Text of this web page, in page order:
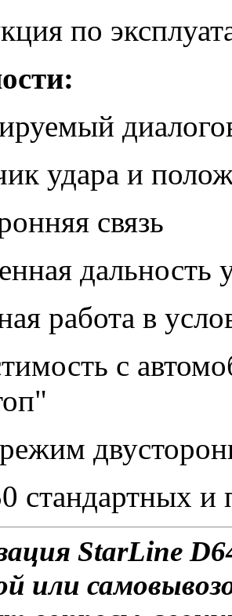
по
удара и
связь
дальность
работа в
с
стандартных
StarLine
или